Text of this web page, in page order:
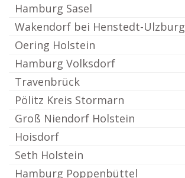
Hamburg Sasel
Wakendorf bei Henstedt-Ulzburg
Oering Holstein
Hamburg Volksdorf
Travenbrück
Pölitz Kreis Stormarn
Groß Niendorf Holstein
Hoisdorf
Seth Holstein
Hamburg Poppenbüttel